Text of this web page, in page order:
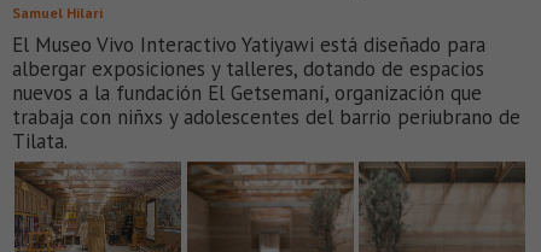
Samuel Hilari
El Museo Vivo Interactivo Yatiyawi está diseñado para
albergar exposiciones y talleres, dotando de espacios
nuevos a la fundación El Getsemaní, organización que
trabaja con niñxs y adolescentes del barrio periubrano de
Tilata.